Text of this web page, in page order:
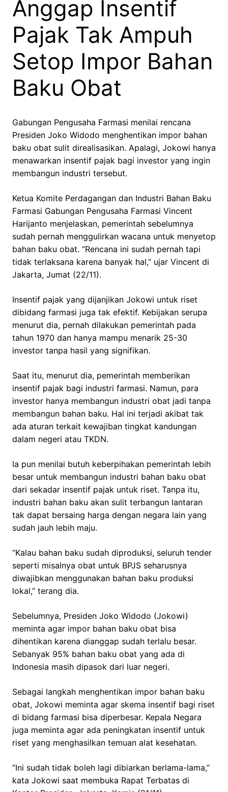
Anggap Insentif
Pajak Tak Ampuh
Setop Impor Bahan
Baku Obat
Gabungan Pengusaha Farmasi menilai rencana
Presiden Joko Widodo menghentikan impor bahan
baku obat sulit direalisasikan. Apalagi, Jokowi hanya
menawarkan insentif pajak bagi investor yang ingin
membangun industri tersebut.
Ketua Komite Perdagangan dan Industri Bahan Baku
Farmasi Gabungan Pengusaha Farmasi Vincent
Harijanto menjelaskan, pemerintah sebelumnya
sudah pernah menggulirkan wacana untuk menyetop
bahan baku obat. “Rencana ini sudah pernah tapi
tidak terlaksana karena banyak hal,” ujar Vincent di
Jakarta, Jumat (22/11).
Insentif pajak yang dijanjikan Jokowi untuk riset
dibidang farmasi juga tak efektif. Kebijakan serupa
menurut dia, pernah dilakukan pemerintah pada
tahun 1970 dan hanya mampu menarik 25-30
investor tanpa hasil yang signifikan.
Saat itu, menurut dia, pemerintah memberikan
insentif pajak bagi industri farmasi. Namun, para
investor hanya membangun industri obat jadi tanpa
membangun bahan baku. Hal ini terjadi akibat tak
ada aturan terkait kewajiban tingkat kandungan
dalam negeri atau TKDN.
Ia pun menilai butuh keberpihakan pemerintah lebih
besar untuk membangun industri bahan baku obat
dari sekadar insentif pajak untuk riset. Tanpa itu,
industri bahan baku akan sulit terbangun lantaran
tak dapat bersaing harga dengan negara lain yang
sudah jauh lebih maju.
“Kalau bahan baku sudah diproduksi, seluruh tender
seperti misalnya obat untuk BPJS seharusnya
diwajibkan menggunakan bahan baku produksi
lokal,” terang dia.
Sebelumnya, Presiden Joko Widodo (Jokowi)
meminta agar impor bahan baku obat bisa
dihentikan karena dianggap sudah terlalu besar.
Sebanyak 95% bahan baku obat yang ada di
Indonesia masih dipasok dari luar negeri.
Sebagai langkah menghentikan impor bahan baku
obat, Jokowi meminta agar skema insentif bagi riset
di bidang farmasi bisa diperbesar. Kepala Negara
juga meminta agar ada peningkatan insentif untuk
riset yang menghasilkan temuan alat kesehatan.
”Ini sudah tidak boleh lagi dibiarkan berlama-lama,”
kata Jokowi saat membuka Rapat Terbatas di